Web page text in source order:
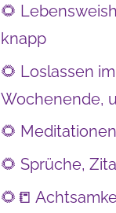
🌻
knapp
🌻 Loslassen
Wochenende,
🌻
🌻 Sprüche,
🌻📒